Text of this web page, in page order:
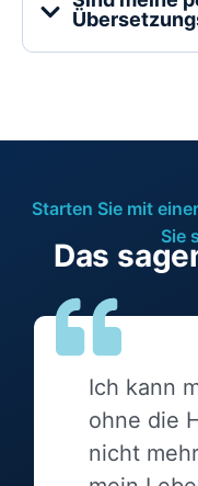
Starten Sie mit
Sie
Das
Ich kann
ohne die
nicht